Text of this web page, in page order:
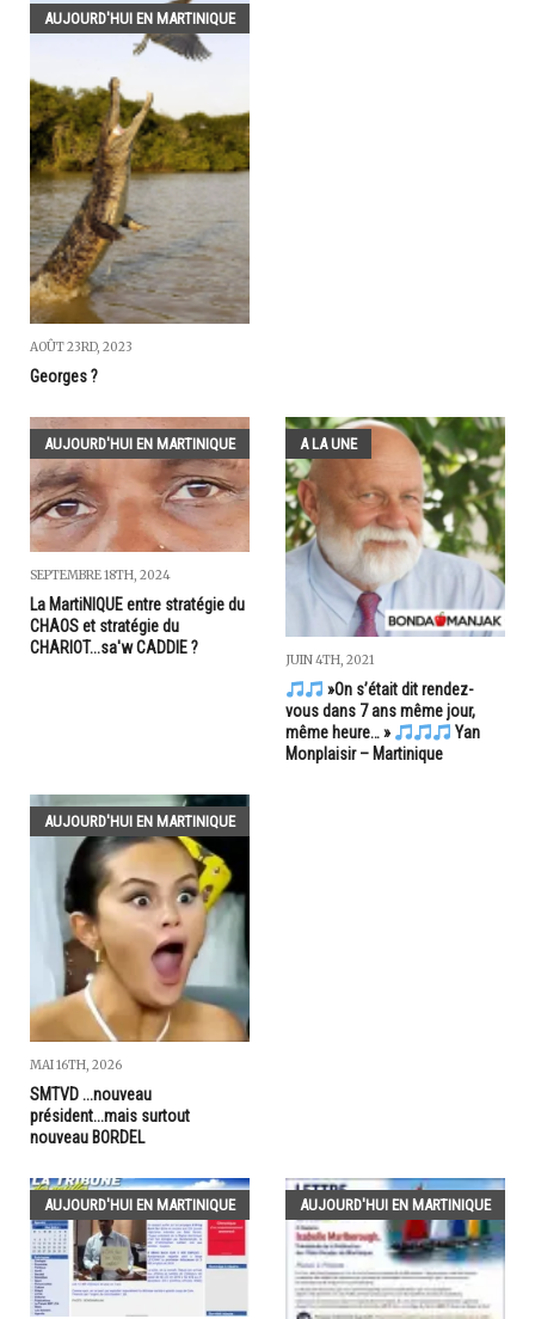
AUJOURD'HUI EN MARTINIQUE
AOÛT 23RD, 2023
Georges ?
AUJOURD'HUI EN MARTINIQUE
SEPTEMBRE 18TH, 2024
La MartiNIQUE entre stratégie du
CHAOS et stratégie du
CHARIOT...sa'w CADDIE ?
A LA UNE
JUIN 4TH, 2021
»On s’était dit rendez-
vous dans 7 ans même jour,
même heure… »
Yan
Monplaisir – Martinique
AUJOURD'HUI EN MARTINIQUE
MAI 16TH, 2026
SMTVD ...nouveau
président...mais surtout
nouveau BORDEL
AUJOURD'HUI EN MARTINIQUE AUJOURD'HUI EN MARTINIQUE